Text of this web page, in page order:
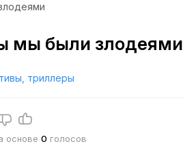
мы были злодеями
триллеры
основе 0 голосов